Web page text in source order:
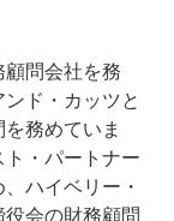
問会社を務
ド・カッツと
務めていま
・パートナー
ハイベリー・
会の財務顧問